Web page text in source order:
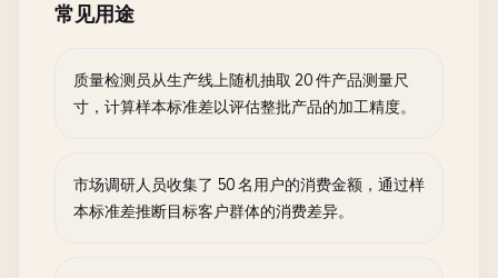
常见用途
质量检测员从生产线上随机抽取 20 件产品测量尺
寸，计算样本标准差以评估整批产品的加工精度。
市场调研人员收集了 50 名用户的消费金额，通过样
本标准差推断目标客户群体的消费差异。